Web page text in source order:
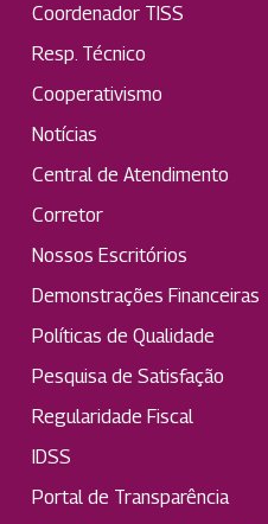
Coordenador TISS
Resp. Técnico
Cooperativismo
Notícias
Central de Atendimento
Corretor
Nossos Escritórios
Demonstrações Financeiras
Políticas de Qualidade
Pesquisa de Satisfação
Regularidade Fiscal
IDSS
Portal de Transparência